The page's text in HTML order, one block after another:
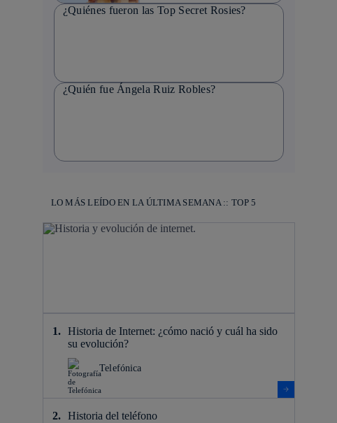
¿Quiénes fueron las Top Secret Rosies?
¿Quién fue Ángela Ruiz Robles?
LO MÁS LEÍDO EN LA ÚLTIMA SEMANA :: TOP 5
Historia de Internet: ¿cómo nació y cuál ha sido
su evolución?
Telefónica
Historia del teléfono